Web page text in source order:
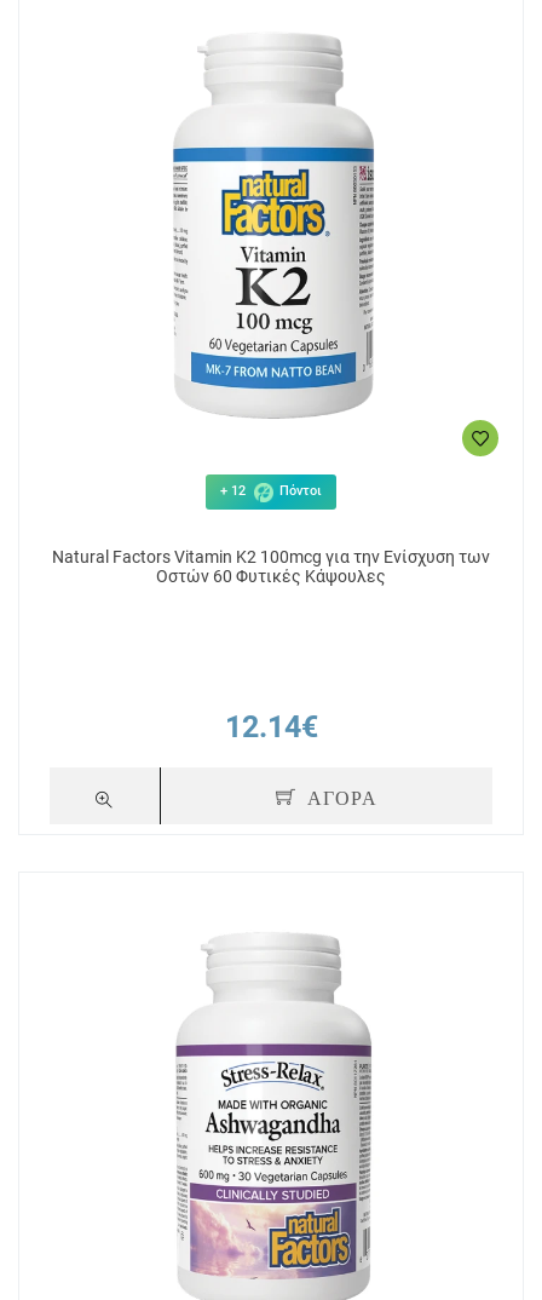
+ 12 Πόντοι
Natural Factors Vitamin K2 100mcg για την Ενίσχυση των
Οστών 60 Φυτικές Κάψουλες
12.14€
ΑΓΟΡΑ